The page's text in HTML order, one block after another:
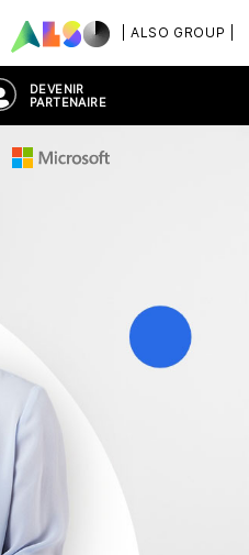
| ALSO GROUP |
DEVENIR
PARTENAIRE